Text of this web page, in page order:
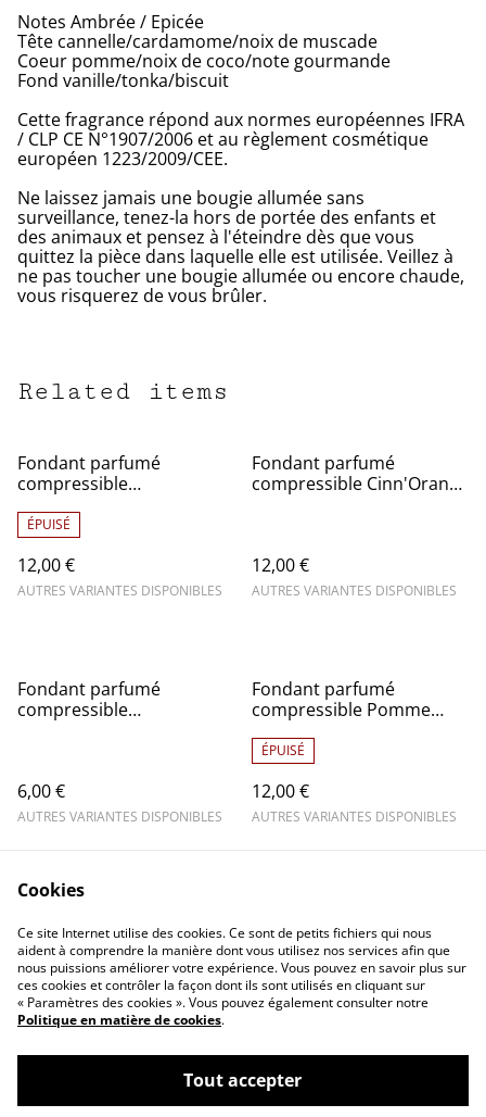
Notes Ambrée / Epicée
Tête cannelle/cardamome/noix de muscade
Coeur pomme/noix de coco/note gourmande
Fond vanille/tonka/biscuit
Cette fragrance répond aux normes européennes IFRA
/ CLP CE N°1907/2006 et au règlement cosmétique
européen 1223/2009/CEE.
Ne laissez jamais une bougie allumée sans
surveillance, tenez-la hors de portée des enfants et
des animaux et pensez à l'éteindre dès que vous
quittez la pièce dans laquelle elle est utilisée. Veillez à
ne pas toucher une bougie allumée ou encore chaude,
vous risquerez de vous brûler.
Related items
Fondant parfumé
compressible
meringué) - Squeezable
wax
ÉPUISÉ
12,00 €
AUTRES VARIANTES DISPONIBLES
Fondant parfumé
compressible Cinn'Orange
12,00 €
AUTRES VARIANTES DISPONIBLES
Fondant parfumé
compressible
6,00 €
AUTRES VARIANTES DISPONIBLES
Fondant parfumé
compressible Pomme
ÉPUISÉ
12,00 €
AUTRES VARIANTES DISPONIBLES
Contact Us
Legal Terms
Privacy Policy
Cookie Policy
Cookies
Ce site Internet utilise des cookies. Ce sont de petits fichiers qui nous
aident à comprendre la manière dont vous utilisez nos services afin que
nous puissions améliorer votre expérience. Vous pouvez en savoir plus sur
ces cookies et contrôler la façon dont ils sont utilisés en cliquant sur
« Paramètres des cookies ». Vous pouvez également consulter notre
Politique en matière de cookies.
Tout accepter